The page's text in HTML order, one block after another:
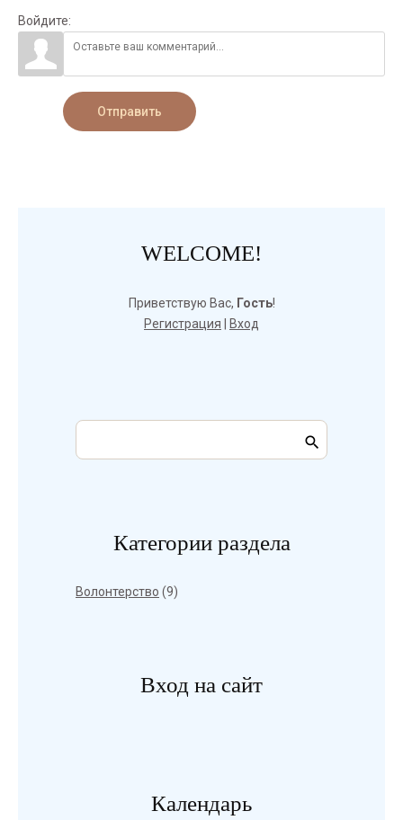
Войдите:
Отправить
WELCOME!
Приветствую Вас, Гость!
Регистрация
Вход
Категории раздела
Волонтерство (9)
Вход на сайт
Календарь